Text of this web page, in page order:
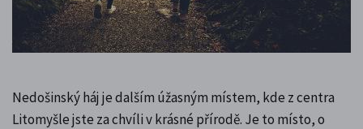
Nedošinský háj je dalším úžasným místem, kde z centra
Litomyšle jste za chvíli v krásné přírodě. Je to místo, o